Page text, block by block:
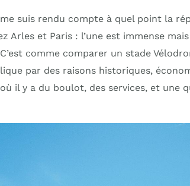
suis rendu compte à quel point la
Arles et Paris : l’une est immense
comme comparer un stade
par des raisons historiques,
il y a du boulot, des services, et une